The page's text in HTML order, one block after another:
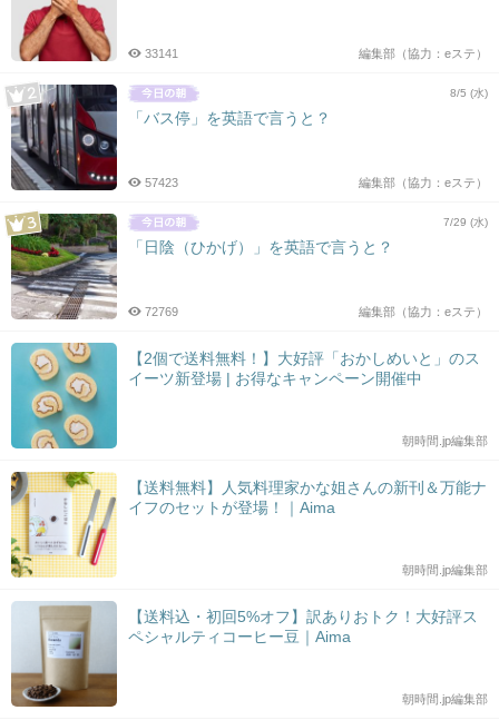
編集部（協力：eステ）
33141
8/5 (水)
「バス停」を英語で言うと？
編集部（協力：eステ）
57423
7/29 (水)
「日陰（ひかげ）」を英語で言うと？
編集部（協力：eステ）
72769
【2個で送料無料！】大好評「おかしめいと」のス
イーツ新登場 | お得なキャンペーン開催中
朝時間.jp編集部
【送料無料】人気料理家かな姐さんの新刊＆万能ナ
イフのセットが登場！｜Aima
朝時間.jp編集部
【送料込・初回5%オフ】訳ありおトク！大好評ス
ペシャルティコーヒー豆｜Aima
朝時間.jp編集部